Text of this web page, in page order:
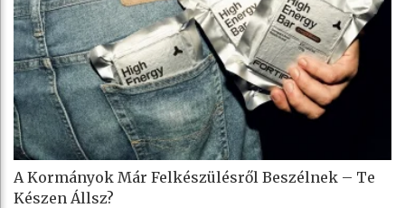
A Kormányok Már Felkészülésről Beszélnek – Te
Készen Állsz?